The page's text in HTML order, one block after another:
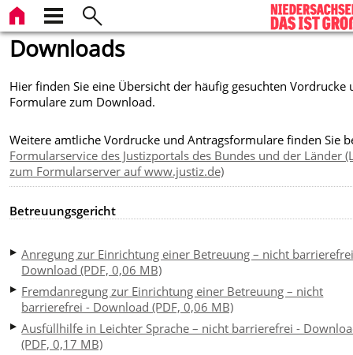
Downloads
Hier finden Sie eine Übersicht der häufig gesuchten Vordrucke
Formulare zum Download.
Weitere amtliche Vordrucke und Antragsformulare finden Sie
Formularservice des Justizportals des Bundes und der Länder
zum Formularserver auf www.justiz.de)
Betreuungsgericht
Anregung zur Einrichtung einer Betreuung – nicht
Download (PDF, 0,06 MB)
Fremdanregung zur Einrichtung einer Betreuung – nicht
barrierefrei - Download (PDF, 0,06 MB)
Ausfüllhilfe in Leichter Sprache – nicht barrierefrei -
(PDF, 0,17 MB)